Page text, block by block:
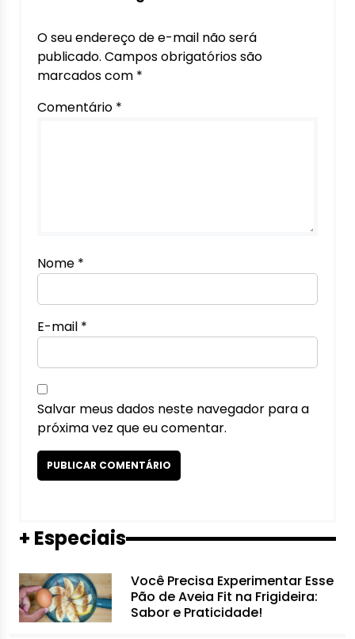
O seu endereço de e-mail não será
publicado. Campos obrigatórios são
marcados com *
Comentário *
Nome *
E-mail *
Salvar meus dados neste navegador para a
próxima vez que eu comentar.
+ Especiais
Você Precisa Experimentar Esse
Pão de Aveia Fit na Frigideira:
Sabor e Praticidade!